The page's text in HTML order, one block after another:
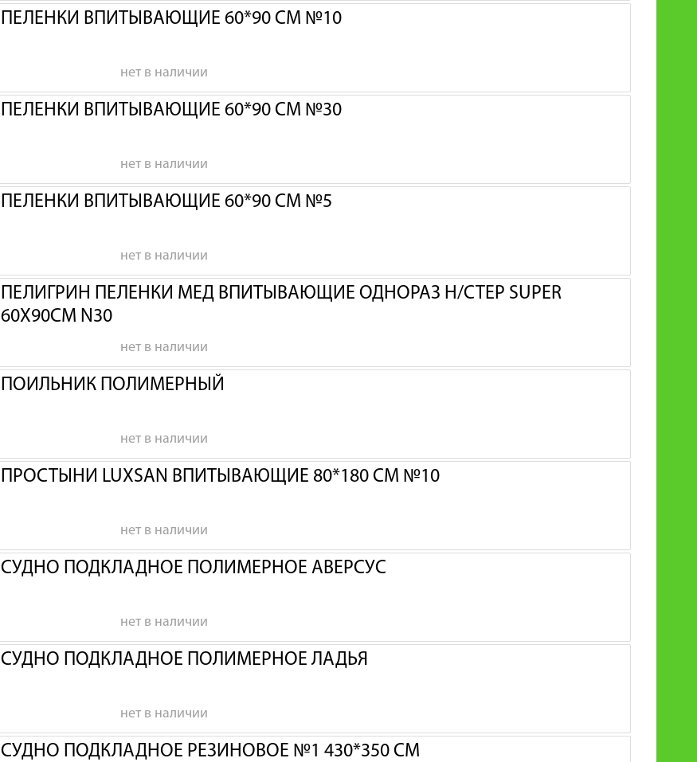
ПЕЛЕНКИ ВПИТЫВАЮЩИЕ 60*90 СМ №10
нет в наличии
ПЕЛЕНКИ ВПИТЫВАЮЩИЕ 60*90 СМ №30
нет в наличии
ПЕЛЕНКИ ВПИТЫВАЮЩИЕ 60*90 СМ №5
нет в наличии
ПЕЛИГРИН ПЕЛЕНКИ МЕД ВПИТЫВАЮЩИЕ ОДНОРАЗ Н/СТЕР SUPER
60Х90СМ N30
нет в наличии
ПОИЛЬНИК ПОЛИМЕРНЫЙ
нет в наличии
ПРОСТЫНИ LUXSAN ВПИТЫВАЮЩИЕ 80*180 СМ №10
нет в наличии
СУДНО ПОДКЛАДНОЕ ПОЛИМЕРНОЕ АВЕРСУС
нет в наличии
СУДНО ПОДКЛАДНОЕ ПОЛИМЕРНОЕ ЛАДЬЯ
нет в наличии
СУДНО ПОДКЛАДНОЕ РЕЗИНОВОЕ №1 430*350 СМ